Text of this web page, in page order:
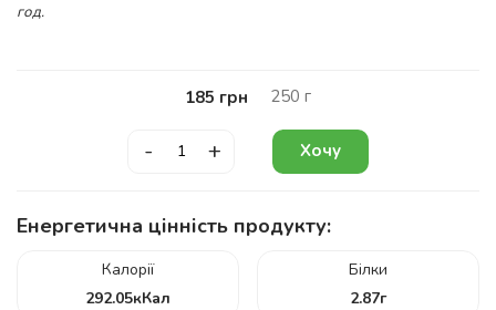
год.
185 грн 250 г
- + Хочу
Енергетична цінність продукту:
Калорії
292.05кКал
Білки
2.87г